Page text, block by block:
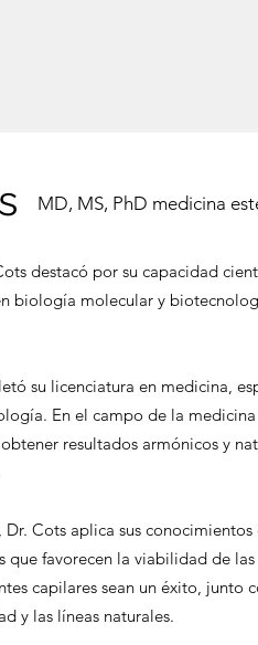
MD, MS, PhD medicina
destacó por su capacidad
biología molecular y
su licenciatura en medicina,
En el campo de la
resultados armónicos y
Dr. Cots aplica sus
que favorecen la viabilidad de
capilares sean un éxito, junto
y las líneas naturales.